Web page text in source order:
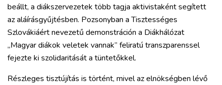
beállt, a diákszervezetek több tagja aktivistaként segített
az aláírásgyűjtésben. Pozsonyban a Tisztességes
Szlovákiáért nevezetű demonstráción a Diákhálózat
„Magyar diákok veletek vannak” feliratú transzparenssel
fejezte ki szolidaritását a tüntetőkkel.
Részleges tisztújítás is történt, mivel az elnökségben lévő